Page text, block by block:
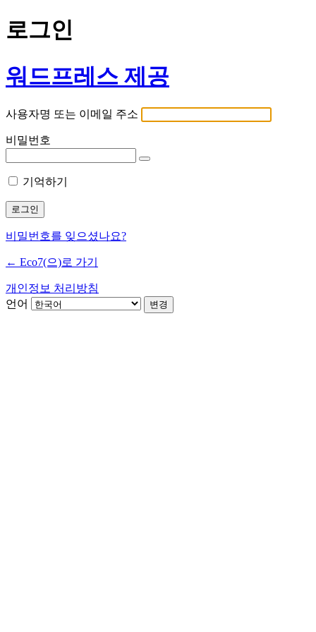
로그인
워드프레스 제공
사용자명 또는 이메일 주소
비밀번호
기억하기
비밀번호를 잊으셨나요?
← Eco7(으)로 가기
개인정보 처리방침
언어